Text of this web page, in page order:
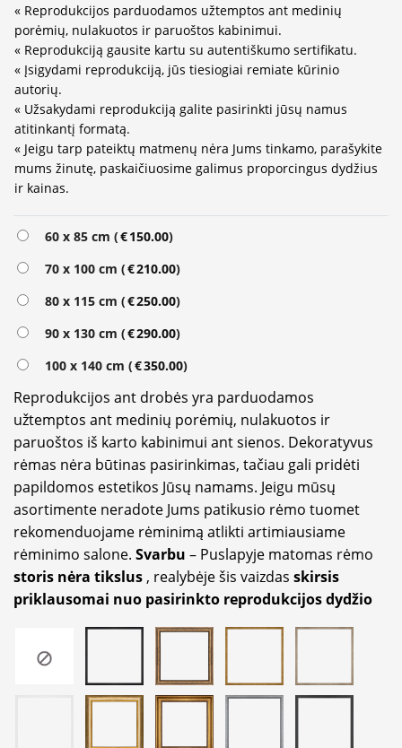
« Reprodukcijos parduodamos užtemptos ant medinių
porėmių, nulakuotos ir paruoštos kabinimui.
« Reprodukciją gausite kartu su autentiškumo sertifikatu.
« Įsigydami reprodukciją, jūs tiesiogiai remiate kūrinio
autorių.
« Užsakydami reprodukciją galite pasirinkti jūsų namus
atitinkantį formatą.
« Jeigu tarp pateiktų matmenų nėra Jums tinkamo, parašykite
mums žinutę, paskaičiuosime galimus proporcingus dydžius
ir kainas.
60 x 85 cm (€150.00)
70 x 100 cm (€210.00)
80 x 115 cm (€250.00)
90 x 130 cm (€290.00)
100 x 140 cm (€350.00)
Reprodukcijos ant drobės yra parduodamos
užtemptos ant medinių porėmių, nulakuotos ir
paruoštos iš karto kabinimui ant sienos. Dekoratyvus
rėmas nėra būtinas pasirinkimas, tačiau gali pridėti
papildomos estetikos Jūsų namams. Jeigu mūsų
asortimente neradote Jums patikusio rėmo tuomet
rekomenduojame rėminimą atlikti artimiausiame
rėminimo salone. Svarbu – Puslapyje matomas rėmo
storis nėra tikslus , realybėje šis vaizdas skirsis
priklausomai nuo pasirinkto reprodukcijos dydžio
Alternative: